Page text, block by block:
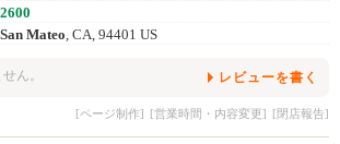
San Mateo, CA, 94401 US
ん。 レビューを書く
[ページ制作] [営業時間・内容変更] [閉店報告]